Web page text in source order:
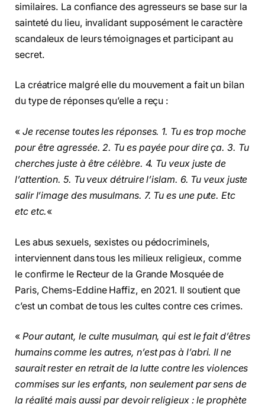
similaires. La confiance des agresseurs se base sur la
sainteté du lieu, invalidant supposément le caractère
scandaleux de leurs témoignages et participant au
secret.
La créatrice malgré elle du mouvement a fait un bilan
du type de réponses qu’elle a reçu :
« Je recense toutes les réponses. 1. Tu es trop moche
pour être agressée. 2. Tu es payée pour dire ça. 3. Tu
cherches juste à être célèbre. 4. Tu veux juste de
l’attention. 5. Tu veux détruire l’islam. 6. Tu veux juste
salir l’image des musulmans. 7. Tu es une pute. Etc
etc etc.«
Les abus sexuels, sexistes ou pédocriminels,
interviennent dans tous les milieux religieux, comme
le confirme le Recteur de la Grande Mosquée de
Paris, Chems-Eddine Haffiz, en 2021. Il soutient que
c’est un combat de tous les cultes contre ces crimes.
« Pour autant, le culte musulman, qui est le fait d’êtres
humains comme les autres, n’est pas à l’abri. Il ne
saurait rester en retrait de la lutte contre les violences
commises sur les enfants, non seulement par sens de
la réalité mais aussi par devoir religieux : le prophète